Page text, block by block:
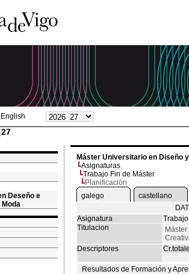
English
Deseño e
Máster Universitario en Diseño
Asignaturas
Trabajo Fin de Máster
Planificación
galego
castellano
Asignatura
Titulacion
Descriptores
Resultados de Formación y